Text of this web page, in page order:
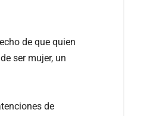
de que quien
ser mujer, un
de